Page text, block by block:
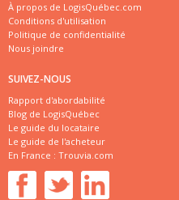
À propos de LogisQuébec.com
Conditions d'utilisation
Politique de confidentialité
Nous joindre
SUIVEZ-NOUS
Rapport d'abordabilité
Blog de LogisQuébec
Le guide du locataire
Le guide de l'acheteur
En France : Trouvia.com